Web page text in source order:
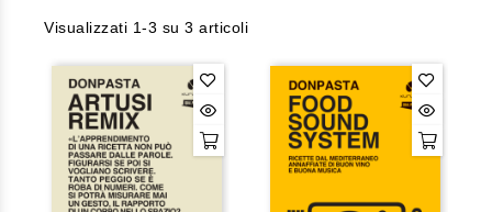
Visualizzati 1-3 su 3 articoli